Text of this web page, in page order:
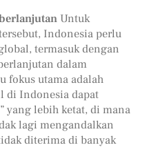
Untuk
Indonesia perlu
termasuk dengan
dalam
fokus utama adalah
di Indonesia dapat
yang lebih ketat, di mana
lagi mengandalkan
diterima di banyak